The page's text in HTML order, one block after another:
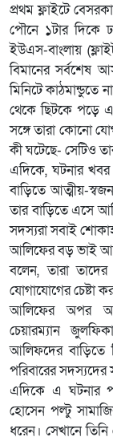
প্রথম ফ্লাইটে
পৌনে ১টার দিকে
ইউএস-বাংলায়
বিমানের সর্বশেষ
মিনিটে কাঠমান্ডুতে
থেকে ছিটকে পড়ে
সঙ্গে তারা কোনো
কী ঘটেছে- সেটিও
এদিকে, ঘটনার
বাড়িতে আত্মীয়-
তার বাড়িতে এসে
সদস্যরা সবাই
আলিফের বড় ভাই
বলেন, তারা
যোগাযোগের চেষ্টা
আলিফের অপর
চেয়ারম্যান
আলিফদের বাড়িতে
পরিবারের সদস্যদের
এদিকে এ ঘটনার
হোসেন পল্টু
ধরেন। সেখানে